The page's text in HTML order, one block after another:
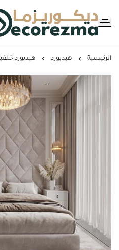
Decorezma
الرئيسية هيدبورد هيدبورد